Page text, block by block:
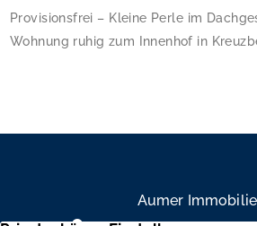
Provisionsfrei – Kleine Perle im
Wohnung ruhig zum Innenhof in
Wohnung besticht durch hochwertiges
Aumer